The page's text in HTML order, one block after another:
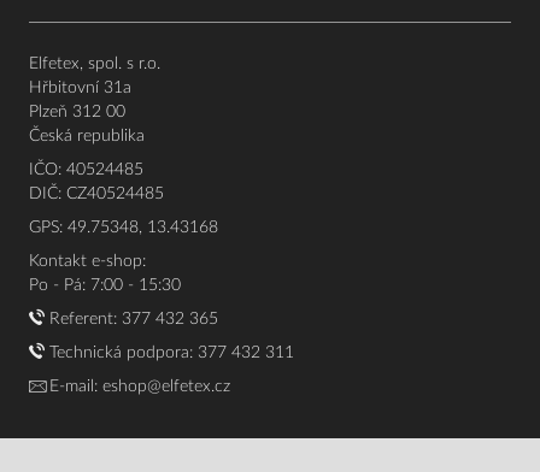
Elfetex, spol. s r.o.
Hřbitovní 31a
Plzeň 312 00
Česká republika
IČO: 40524485
DIČ: CZ40524485
GPS: 49.75348, 13.43168
Kontakt e-shop:
Po - Pá: 7:00 - 15:30
Referent: 377 432 365
Technická podpora: 377 432 311
E-mail: eshop@elfetex.cz